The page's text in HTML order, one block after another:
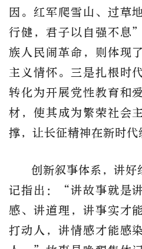
因。红军爬雪山、过草
行健，君子以自强不息
族人民闹革命，则体
主义情怀。三是扎根时
转化为开展党性教育和
材，使其成为繁荣社会
撑，让长征精神在新时代
创新叙事体系，讲好
记指出：“讲故事就是
感、讲道理，讲事实才
打动人，讲情感才能感